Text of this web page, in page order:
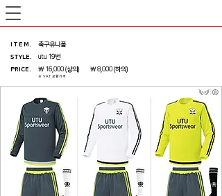
ITEM .
축구유니폼
STYLE.
utu 19번
PRICE.
※ VAT 포함가격
￦ 16,000 (상의) ￦ 8,000 (하의)